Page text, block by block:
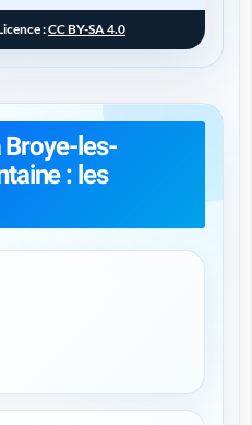
:CC BY-SA 4.0
les-
: les